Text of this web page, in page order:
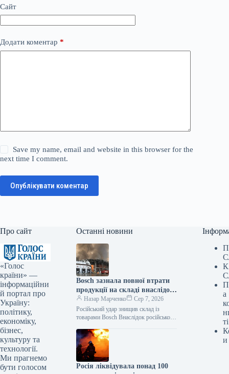
Сайт
Додати коментар *
Save my name, email and website in this browser for the
next time I comment.
Опублікувати коментар
Про сайт
«Голос
країни» —
інформаційни
й портал про
Україну:
політику,
економіку,
бізнес,
культуру та
технології.
Ми прагнемо
бути голосом
Останні новини
Bosch зазнала повної втрати
продукції на складі внаслідок
російського нападу
Назар Марченко
Сер 7, 2026
Російський удар знищив склад із
товарами Bosch Внаслідок російської
партнера Bosch, де зберігалася
продукція. Як повідомляє Delo.ua,
Росія ліквідувала понад 100
а
ті
и